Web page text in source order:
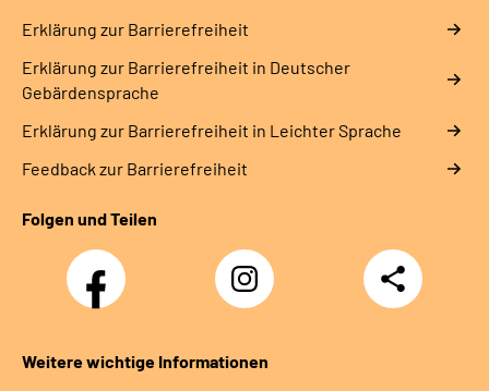
Erklärung zur Barrierefreiheit
Erklärung zur Barrierefreiheit in Deutscher
Gebärdensprache
Erklärung zur Barrierefreiheit in Leichter Sprache
Feedback zur Barrierefreiheit
Folgen und Teilen
Facebook
Klinik
Sonnenblick
Instagram
Klinik
Sonnenblick
Teilen
Weitere wichtige Informationen